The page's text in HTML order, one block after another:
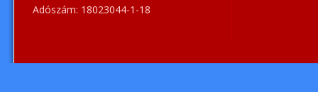
Adószám: 18023044-1-18